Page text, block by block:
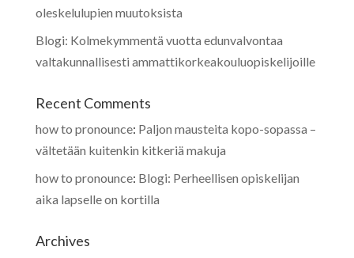
oleskelulupien muutoksista
Blogi: Kolmekymmentä vuotta edunvalvontaa
valtakunnallisesti ammattikorkeakouluopiskelijoille
Recent Comments
how to pronounce: Paljon mausteita kopo-sopassa –
vältetään kuitenkin kitkeriä makuja
how to pronounce: Blogi: Perheellisen opiskelijan
aika lapselle on kortilla
Archives